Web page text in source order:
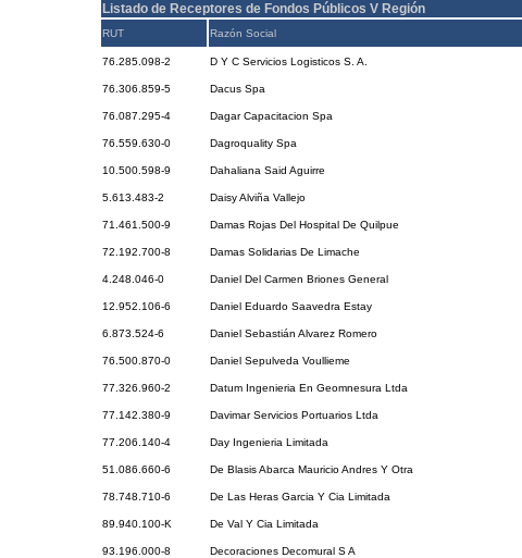
Listado de Receptores de Fondos Públicos V Región
RUT Razón Social
76.285.098-2 D Y C Servicios Logisticos S. A.
76.306.859-5 Dacus Spa
76.087.295-4 Dagar Capacitacion Spa
76.559.630-0 Dagroquality Spa
10.500.598-9 Dahaliana Said Aguirre
5.613.483-2 Daisy Alviña Vallejo
71.461.500-9 Damas Rojas Del Hospital De Quilpue
72.192.700-8 Damas Solidarias De Limache
4.248.046-0 Daniel Del Carmen Briones General
12.952.106-6 Daniel Eduardo Saavedra Estay
6.873.524-6 Daniel Sebastián Alvarez Romero
76.500.870-0 Daniel Sepulveda Voullieme
77.326.960-2 Datum Ingenieria En Geomnesura Ltda
77.142.380-9 Davimar Servicios Portuarios Ltda
77.206.140-4 Day Ingenieria Limitada
51.086.660-6 De Blasis Abarca Mauricio Andres Y Otra
78.748.710-6 De Las Heras Garcia Y Cia Limitada
89.940.100-K De Val Y Cia Limitada
93.196.000-8 Decoraciones Decomural S A